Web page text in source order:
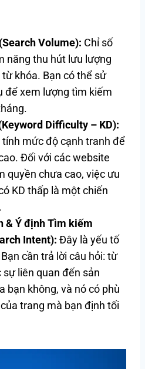
Volume): Chỉ số
năng thu hút lưu lượng
khóa. Bạn có thể sử
để xem lượng tìm kiếm
Difficulty – KD):
mức độ cạnh tranh để
Đối với các website
quyền chưa cao, việc ưu
KD thấp là một chiến
& Ý định Tìm kiếm
Intent): Đây là yếu tố
cần trả lời câu hỏi: từ
liên quan đến sản
bạn không, và nó có phù
trang mà bạn định tối